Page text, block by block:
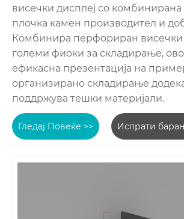
висечки дисплеј со комбинирана
плочка камен производител и
Комбинира перфориран висечки
големи фиоки за складирање,
ефикасна презентација на
организирано складирање
поддржува тешки материјали.
Гледај Повеќе >> Испрати